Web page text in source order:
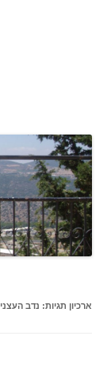
ארכיון תגיות: נדב העצני